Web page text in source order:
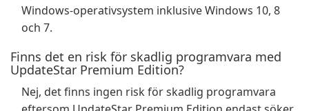
Windows-operativsystem inklusive Windows 10, 8
och 7.
Finns det en risk för skadlig programvara med
UpdateStar Premium Edition?
Nej, det finns ingen risk för skadlig programvara